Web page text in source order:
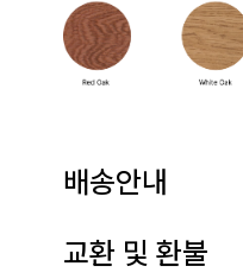
배송안내
교환 및 환불